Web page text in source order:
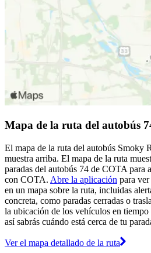
Mapa de la ruta del autobús
El mapa de la ruta del autobús Smoky
muestra arriba. El mapa de la ruta
paradas del autobús 74 de COTA para
con COTA. Abre la aplicación para
en un mapa sobre la ruta, incluidas
concreta, como paradas cerradas o
la ubicación de los vehículos en tiempo
así sabrás cuándo está cerca de tu
Ver el mapa detallado de la ruta